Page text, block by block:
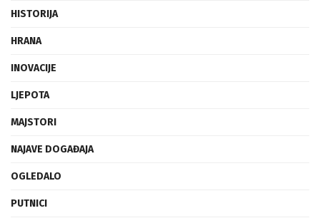
HISTORIJA
HRANA
INOVACIJE
LJEPOTA
MAJSTORI
NAJAVE DOGAĐAJA
OGLEDALO
PUTNICI